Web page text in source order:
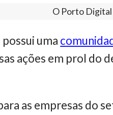
O Porto
uma
ações em prol do
as empresas do